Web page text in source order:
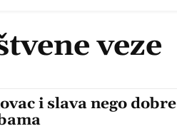
veze
i slava nego dobre